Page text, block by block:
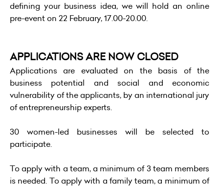
defining your business idea, we will hold an online
pre-event on 22 February, 17.00-20.00.
APPLICATIONS ARE NOW CLOSED
Applications are evaluated on the basis of the
business potential and social and economic
vulnerability of the applicants, by an international jury
of entrepreneurship experts.
30 women-led businesses will be selected to
participate.
To apply with a team, a minimum of 3 team members
is needed. To apply with a family team, a minimum of